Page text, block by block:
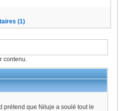
(1)
contenu.
prétend que Niluje a soulé tout le